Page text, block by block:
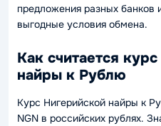
предложения разных банков
выгодные условия обмена.
Как считается
найры к Рублю
Курс Нигерийской найры к
NGN в российских рублях.